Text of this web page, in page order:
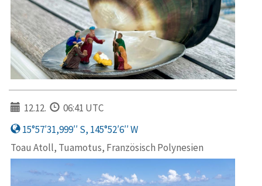
12.12.
06:41 UTC
15°57′31,999′′ S, 145°52′6′′ W
Toau Atoll, Tuamotus, Französisch Polynesien